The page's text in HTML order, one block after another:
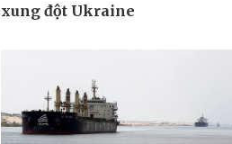
xung đột Ukraine